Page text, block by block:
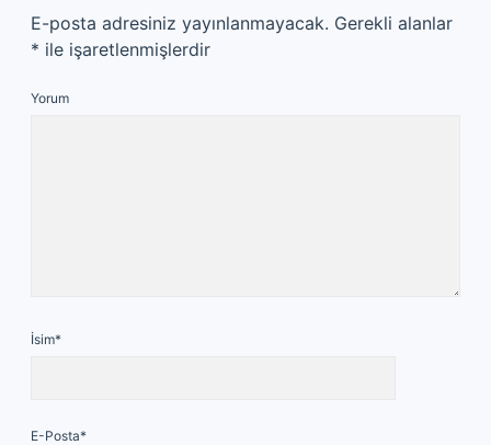
E-posta adresiniz yayınlanmayacak. Gerekli alanlar
* ile işaretlenmişlerdir
Yorum
İsim*
E-Posta*